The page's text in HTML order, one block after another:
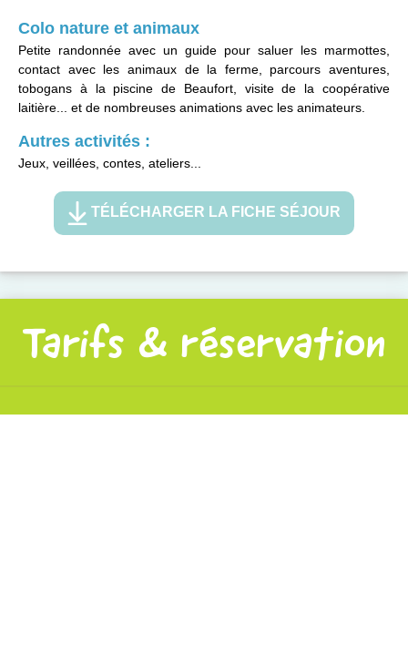
Colo nature et animaux
Petite randonnée avec un guide pour saluer les marmottes,
contact avec les animaux de la ferme, parcours aventures,
tobogans à la piscine de Beaufort, visite de la coopérative
laitière... et de nombreuses animations avec les animateurs.
Autres activités :
Jeux, veillées, contes, ateliers...
TÉLÉCHARGER LA FICHE SÉJOUR
Tarifs & réservation